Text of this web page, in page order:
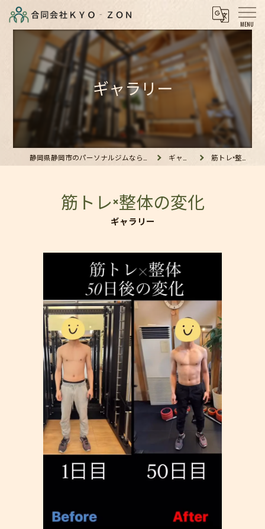
ギャラリー
ギャラリー 筋トレ×整体の変化
ギャラリー
筋トレ×整体の変化